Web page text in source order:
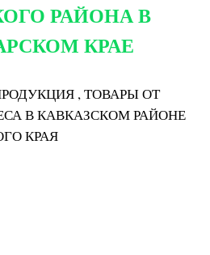
РАЙОНА В
КРАЕ
, ТОВАРЫ ОТ
В КАВКАЗСКОМ РАЙОНЕ
КРАЯ